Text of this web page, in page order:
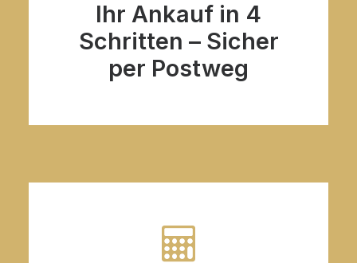
Ihr Ankauf in 4
Schritten – Sicher
per Postweg